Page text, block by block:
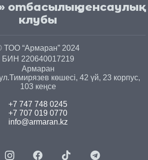
отбасылық денсаулық
клубы
ТОО “Армаран” 2024
БИН 220640017219
Армаран
Тимирязев көшесі, 42 үй, 23 корпус,
103 кеңсе
+7 747 748 0245
+7 707 019 0770
info@armaran.kz